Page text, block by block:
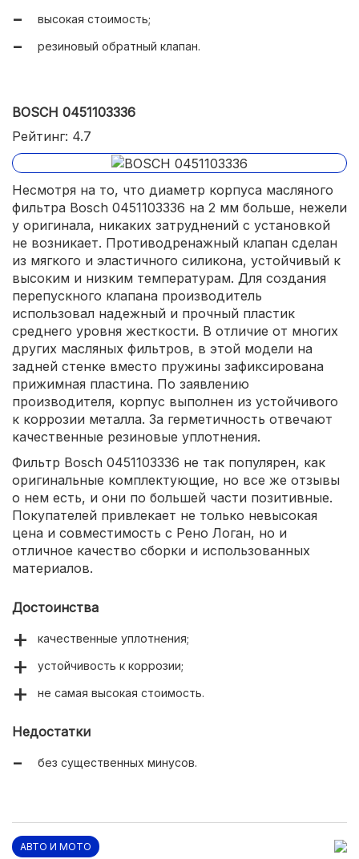
высокая стоимость;
резиновый обратный клапан.
BOSCH 0451103336
Рейтинг: 4.7
Несмотря на то, что диаметр корпуса масляного
фильтра Bosch 0451103336 на 2 мм больше, нежели
у оригинала, никаких затруднений с установкой
не возникает. Противодренажный клапан сделан
из мягкого и эластичного силикона, устойчивый к
высоким и низким температурам. Для создания
перепускного клапана производитель
использовал надежный и прочный пластик
среднего уровня жесткости. В отличие от многих
других масляных фильтров, в этой модели на
задней стенке вместо пружины зафиксирована
прижимная пластина. По заявлению
производителя, корпус выполнен из устойчивого
к коррозии металла. За герметичность отвечают
качественные резиновые уплотнения.
Фильтр Bosch 0451103336 не так популярен, как
оригинальные комплектующие, но все же отзывы
о нем есть, и они по большей части позитивные.
Покупателей привлекает не только невысокая
цена и совместимость с Рено Логан, но и
отличное качество сборки и использованных
материалов.
Достоинства
качественные уплотнения;
устойчивость к коррозии;
не самая высокая стоимость.
Недостатки
без существенных минусов.
АВТО И МОТО